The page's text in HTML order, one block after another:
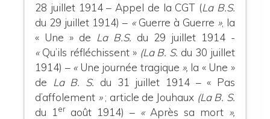
28 juillet 1914 – Appel de la CGT (La B.S.
du 29 juillet 1914) – «Guerre à Guerre », la
« Une » de La B.S. du 29 juillet 1914 -
«Qu’ils réfléchissent »(La B. S. du 30 juillet
1914) – «Une journée tragique », la « Une »
de
La B. S. du 31 juillet 1914 – « Pas
d’affolement »; article de Jouhaux (La B. S.
du 1 er août 1914) – « Après sa mort»,